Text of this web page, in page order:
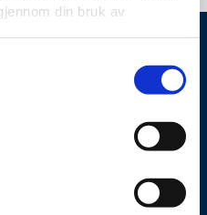
din bruk av